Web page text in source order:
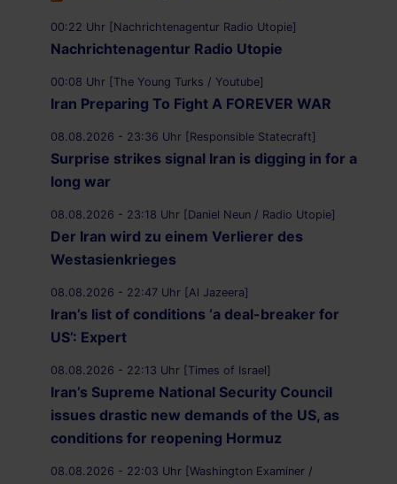
00:22 Uhr [Nachrichtenagentur Radio Utopie]
Nachrichtenagentur Radio Utopie
00:08 Uhr [The Young Turks / Youtube]
Iran Preparing To Fight A FOREVER WAR
08.08.2026 - 23:36 Uhr [Responsible Statecraft]
Surprise strikes signal Iran is digging in for a
long war
08.08.2026 - 23:18 Uhr [Daniel Neun / Radio Utopie]
Der Iran wird zu einem Verlierer des
Westasienkrieges
08.08.2026 - 22:47 Uhr [Al Jazeera]
Iran’s list of conditions ‘a deal-breaker for
US’: Expert
08.08.2026 - 22:13 Uhr [Times of Israel]
Iran’s Supreme National Security Council
issues drastic new demands of the US, as
conditions for reopening Hormuz
08.08.2026 - 22:03 Uhr [Washington Examiner /